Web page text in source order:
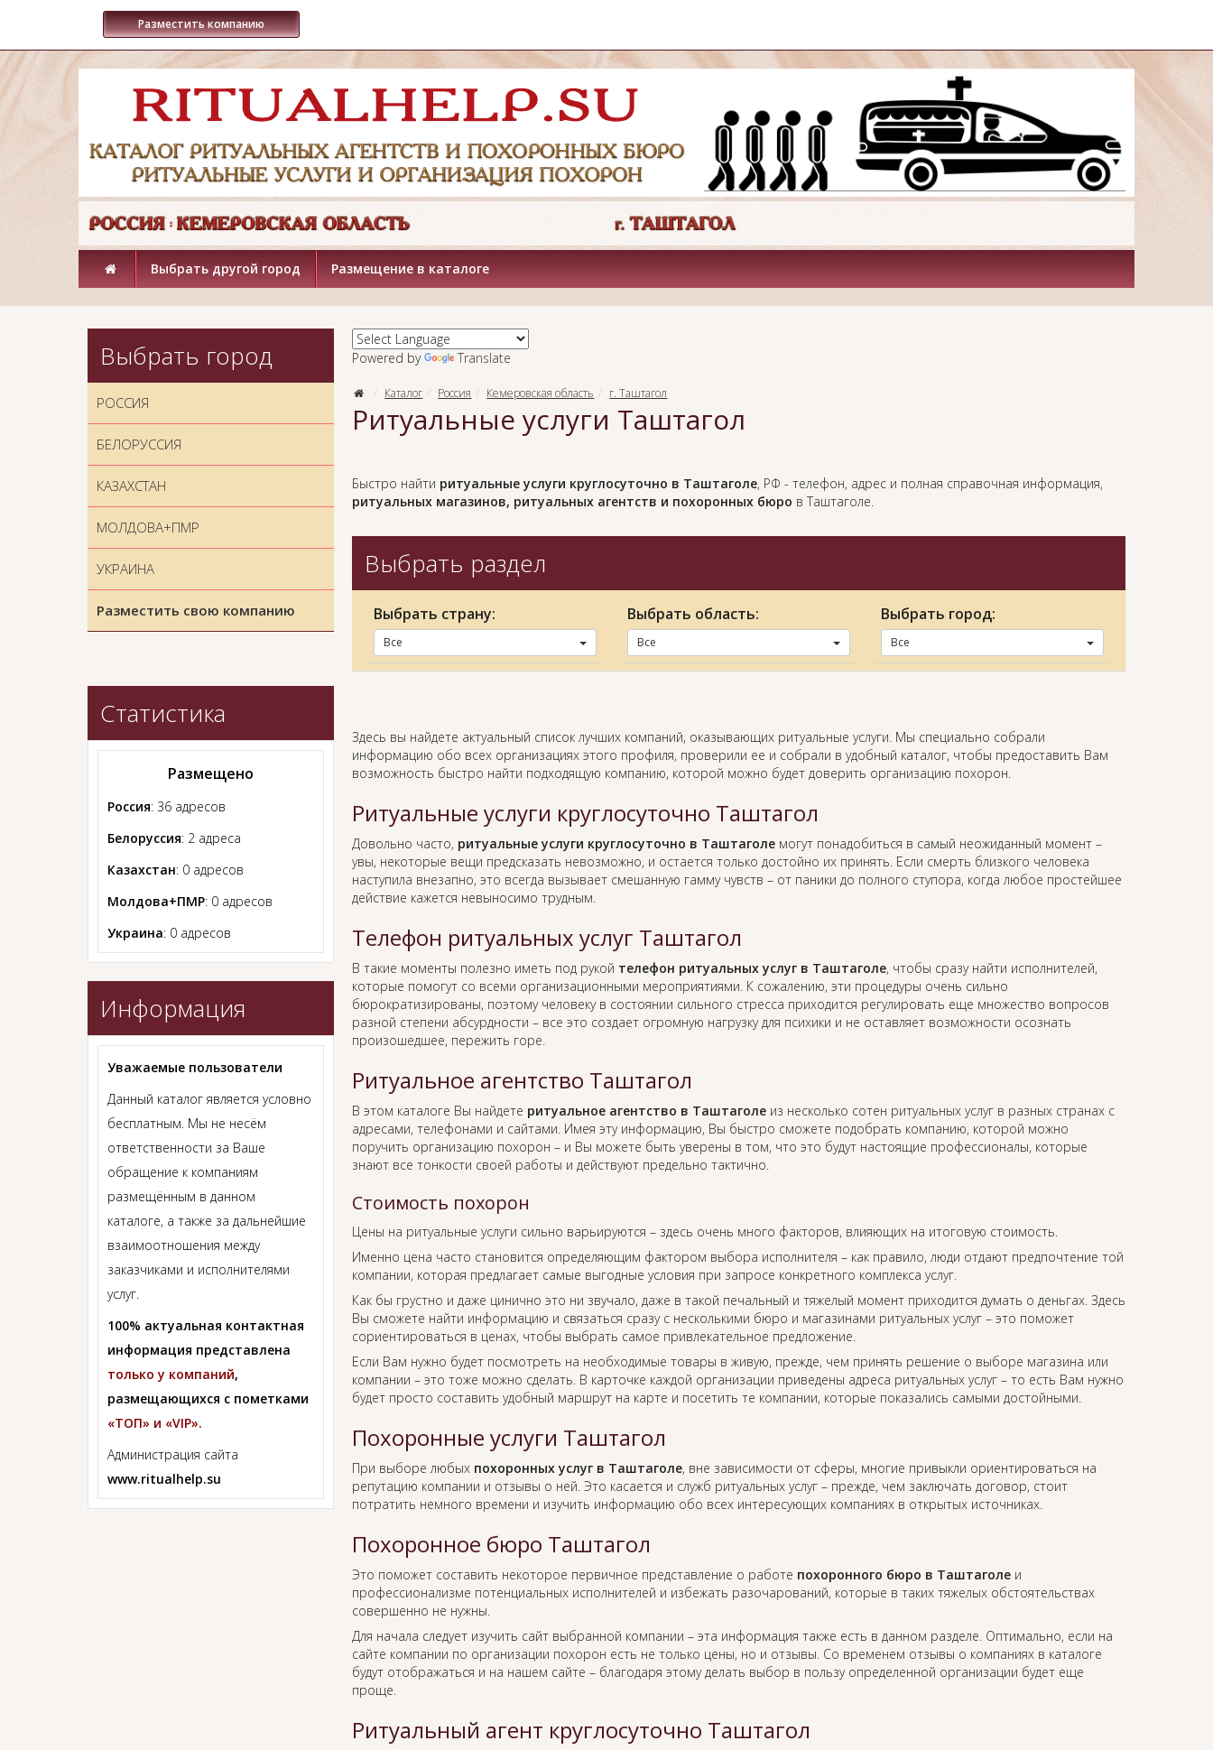
Разместить компанию
Выбрать другой город Размещение в каталоге
Powered by Translate
Каталог Россия Кемеровская область г. Таштагол
Ритуальные услуги Таштагол
Быстро найти ритуальные услуги круглосуточно в Таштаголе, РФ - телефон, адрес и полная справочная информация,
ритуальных магазинов, ритуальных агентств и похоронных бюро в Таштаголе.
Выбрать раздел
Выбрать страну:
Все
Выбрать область:
Все
Выбрать город:
Все
Здесь вы найдете актуальный список лучших компаний, оказывающих ритуальные услуги. Мы специально собрали
информацию обо всех организациях этого профиля, проверили ее и собрали в удобный каталог, чтобы предоставить Вам
возможность быстро найти подходящую компанию, которой можно будет доверить организацию похорон.
Ритуальные услуги круглосуточно Таштагол
Довольно часто, ритуальные услуги круглосуточно в Таштаголемогут понадобиться в самый неожиданный момент –
увы, некоторые вещи предсказать невозможно, и остается только достойно их принять. Если смерть близкого человека
наступила внезапно, это всегда вызывает смешанную гамму чувств – от паники до полного ступора, когда любое простейшее
действие кажется невыносимо трудным.
Телефон ритуальных услуг Таштагол
В такие моменты полезно иметь под рукой телефон ритуальных услуг в Таштаголе, чтобы сразу найти исполнителей,
которые помогут со всеми организационными мероприятиями. К сожалению, эти процедуры очень сильно
бюрократизированы, поэтому человеку в состоянии сильного стресса приходится регулировать еще множество вопросов
разной степени абсурдности – все это создает огромную нагрузку для психики и не оставляет возможности осознать
произошедшее, пережить горе.
Ритуальное агентство Таштагол
В этом каталоге Вы найдете ритуальное агентство в Таштаголеиз несколько сотен ритуальных услуг в разных странах с
адресами, телефонами и сайтами. Имея эту информацию, Вы быстро сможете подобрать компанию, которой можно
поручить организацию похорон – и Вы можете быть уверены в том, что это будут настоящие профессионалы, которые
знают все тонкости своей работы и действуют предельно тактично.
Стоимость похорон
Цены на ритуальные услуги сильно варьируются – здесь очень много факторов, влияющих на итоговую стоимость.
Именно цена часто становится определяющим фактором выбора исполнителя – как правило, люди отдают предпочтение той
компании, которая предлагает самые выгодные условия при запросе конкретного комплекса услуг.
Как бы грустно и даже цинично это ни звучало, даже в такой печальный и тяжелый момент приходится думать о деньгах. Здесь
Вы сможете найти информацию и связаться сразу с несколькими бюро и магазинами ритуальных услуг – это поможет
сориентироваться в ценах, чтобы выбрать самое привлекательное предложение.
Если Вам нужно будет посмотреть на необходимые товары в живую, прежде, чем принять решение о выборе магазина или
компании – это тоже можно сделать. В карточке каждой организации приведены адреса ритуальных услуг – то есть Вам нужно
будет просто составить удобный маршрут на карте и посетить те компании, которые показались самыми достойными.
Похоронные услуги Таштагол
При выборе любых похоронных услуг в Таштаголе, вне зависимости от сферы, многие привыкли ориентироваться на
репутацию компании и отзывы о ней. Это касается и служб ритуальных услуг – прежде, чем заключать договор, стоит
потратить немного времени и изучить информацию обо всех интересующих компаниях в открытых источниках.
Похоронное бюро Таштагол
Это поможет составить некоторое первичное представление о работе похоронного бюро в Таштаголеи
профессионализме потенциальных исполнителей и избежать разочарований, которые в таких тяжелых обстоятельствах
совершенно не нужны.
Для начала следует изучить сайт выбранной компании – эта информация также есть в данном разделе. Оптимально, если на
сайте компании по организации похорон есть не только цены, но и отзывы. Со временем отзывы о компаниях в каталоге
будут отображаться и на нашем сайте – благодаря этому делать выбор в пользу определенной организации будет еще
проще.
Ритуальный агент круглосуточно Таштагол
Выбрать город
РОССИЯ
БЕЛОРУССИЯ
КАЗАХСТАН
МОЛДОВА+ПМР
УКРАИНА
Разместить свою компанию
Статистика
Размещено
Россия: 36 адресов
Белоруссия: 2 адреса
Казахстан: 0 адресов
Молдова+ПМР: 0 адресов
Украина: 0 адресов
Информация
Уважаемые пользователи
Данный каталог является условно
бесплатным. Мы не несём
ответственности за Ваше
обращение к компаниям
размещённым в данном
каталоге, а также за дальнейшие
взаимоотношения между
заказчиками и исполнителями
услуг.
100% актуальная контактная
информация представлена
только у компаний,
размещающихся с пометками
«ТОП» и «VIP».
Администрация сайта
www.ritualhelp.su